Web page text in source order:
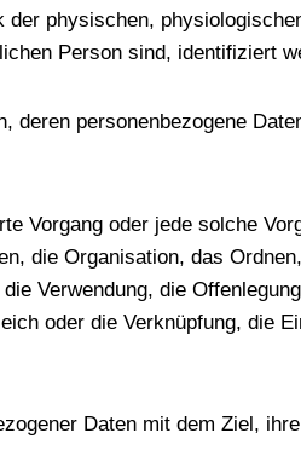
der physischen,
Person sind, identifiziert
deren personenbezogene
Vorgang oder jede solche
die Organisation, das
Verwendung, die
oder die Verknüpfung, die
Daten mit dem Ziel,